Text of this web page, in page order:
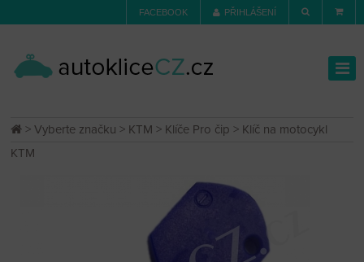
FACEBOOK PŘIHLÁŠENÍ
>Vyberte značku > KTM > Klíče Pro čip > Klíč na motocykl
KTM